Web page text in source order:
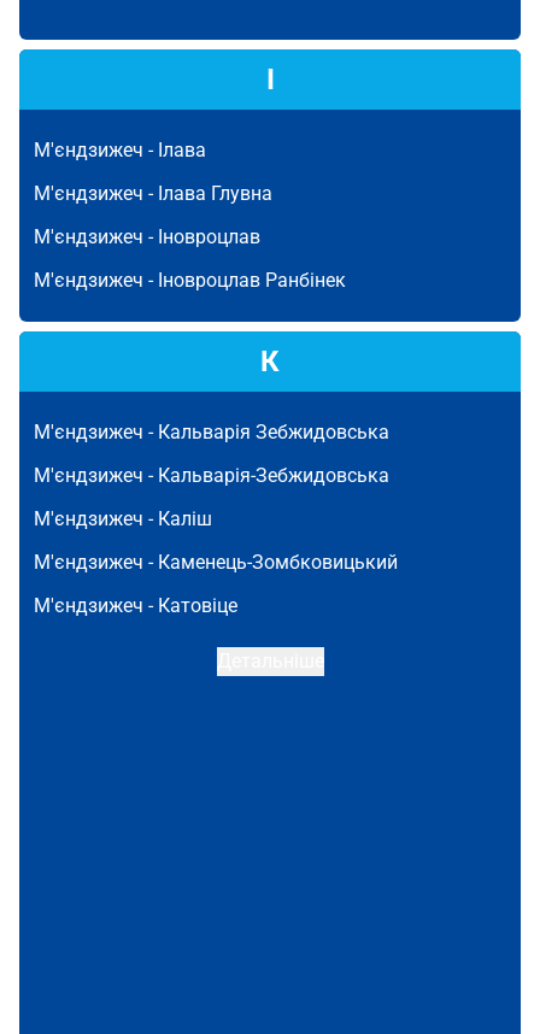
І
М'єндзижеч - Ілава
М'єндзижеч - Ілава Глувна
М'єндзижеч - Іновроцлав
М'єндзижеч - Іновроцлав Ранбінек
К
М'єндзижеч - Кальварія Зебжидовська
М'єндзижеч - Кальварія-Зебжидовська
М'єндзижеч - Каліш
М'єндзижеч - Каменець-Зомбковицький
М'єндзижеч - Катовіце